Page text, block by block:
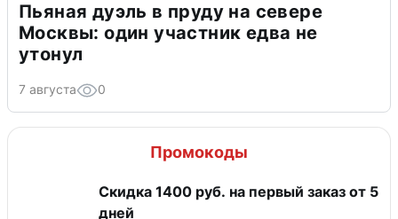
Пьяная дуэль в пруду на севере
Москвы: один участник едва не
утонул
7 августа 0
Промокоды
Скидка 1400 руб. на первый заказ от 5
дней